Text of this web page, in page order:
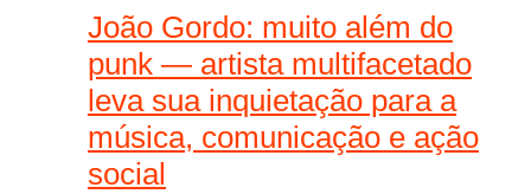
João Gordo: muito além do
punk — artista multifacetado
leva sua inquietação para a
música, comunicação e ação
social